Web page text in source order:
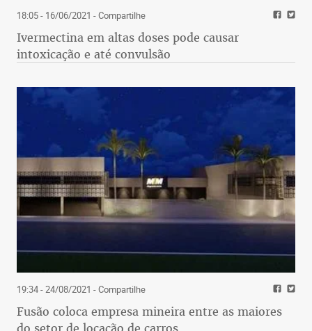
18:05 - 16/06/2021 - Compartilhe
Ivermectina em altas doses pode causar
intoxicação e até convulsão
19:34 - 24/08/2021 - Compartilhe
Fusão coloca empresa mineira entre as maiores